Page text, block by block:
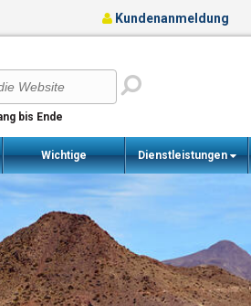
bis Ende
Kundenanmeldung
Wichtige
Informationen
Dienstleistungen